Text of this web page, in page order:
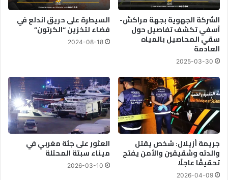
الشركة الجهوية بجهة مراكش-
آسفي تكشف تفاصيل حول
سقي المحاصيل بالمياه
العادمة
2025-03-30
السيطرة على حريق اندلع في
فضاء لتخزين “الكرتون”
2024-08-18
جريمة أزيلال: شخص يقتل
والدته وشقيقين والأمن يفتح
تحقيقًا عاجلًا
2026-04-09
العثور على جثة مغربي في
ميناء سبتة المحتلة
2026-03-10